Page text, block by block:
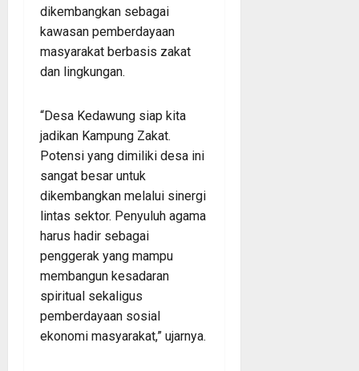
dikembangkan sebagai
kawasan pemberdayaan
masyarakat berbasis zakat
dan lingkungan.
“Desa Kedawung siap kita
jadikan Kampung Zakat.
Potensi yang dimiliki desa ini
sangat besar untuk
dikembangkan melalui sinergi
lintas sektor. Penyuluh agama
harus hadir sebagai
penggerak yang mampu
membangun kesadaran
spiritual sekaligus
pemberdayaan sosial
ekonomi masyarakat,” ujarnya.